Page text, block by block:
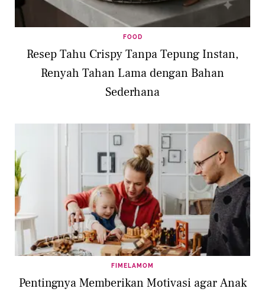
FOOD
Resep Tahu Crispy Tanpa Tepung Instan,
Renyah Tahan Lama dengan Bahan
Sederhana
FIMELAMOM
Pentingnya Memberikan Motivasi agar Anak